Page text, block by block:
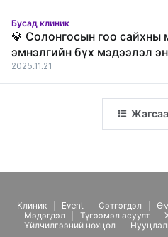
Бусад клиник
💎 Солонгосын гоо сайхны
эмнэлгийн бүх мэдээлэл
2025.11.21
Клиник Event Сэтгэгдэл
Мэдэгдэл
Түгээмэл асуулт
Үйлчилгээний нөхцөл